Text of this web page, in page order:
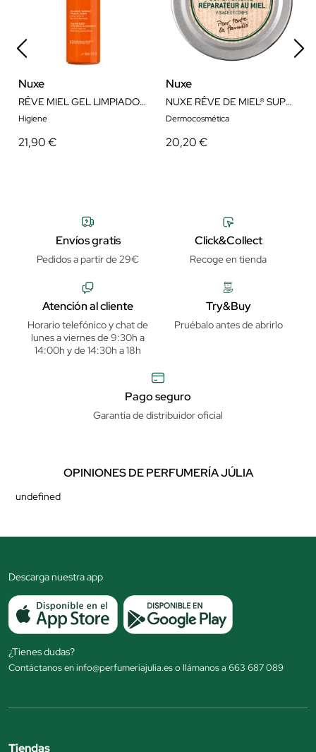
Nuxe
RÊVE MIEL GEL LIMPIADOR FACE & BODY 400 ML
Higiene
21,90 €
Nuxe
NUXE RÊVE DE MIEL® SUPER BÁLSAMO REPARADOR 40ML
Dermocosmética
20,20 €
Envíos gratis
Pedidos a partir de 29€
Click&Collect
Recoge en tienda
Atención al cliente
Horario telefónico y chat de
lunes a viernes de 9:30h a
14:00h y de 14:30h a 18h
Try&Buy
Pruébalo antes de abrirlo
Pago seguro
Garantía de distribuidor oficial
OPINIONES DE PERFUMERÍA JÚLIA
undefined
Descarga nuestra app
¿Tienes dudas?
Contáctanos en info@perfumeriajulia.es o llámanos a 663 687 089
Tiendas